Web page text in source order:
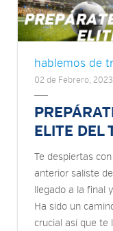
hablemos de
02 de Febrero,
ELITE DEL
Te despiertas
anterior saliste
llegado a la final
Ha sido un
crucial así que te